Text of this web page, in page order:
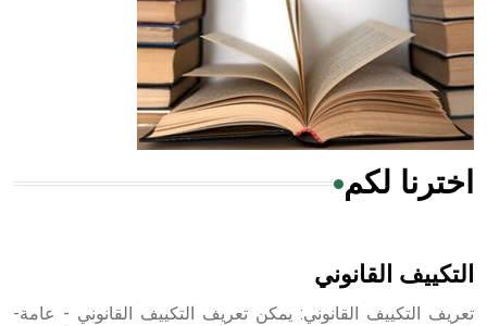
- هل تعلم أن المرجان إفراز حيواني يتكون في البحر ويتركب
من مادة كربونات الكلسيوم، وهو أحمر أو شديد الحمرة وهو
أجود أنواعه، ويمتاز بكبر الحجم ويسمى الش
هل تعلم أن الأبسيد كلمة فرنسية اللفظ تم اعتمادها مصطلحاً
اخترنا لكم
التكييف القانوني
تعريف التكييف القانوني: يمكن تعريف التكييف القانوني - عامة-